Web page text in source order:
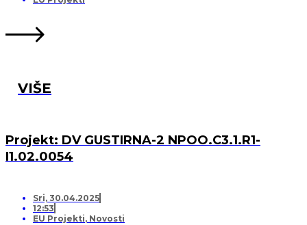
VIŠE
Projekt: DV GUSTIRNA-2 NPOO.C3.1.R1-
I1.02.0054
Sri, 30.04.2025
12:53
EU Projekti, Novosti